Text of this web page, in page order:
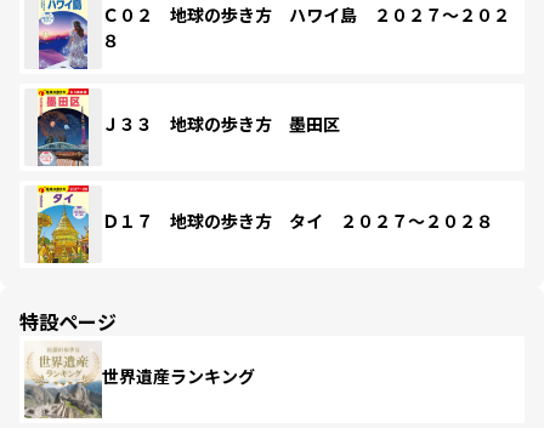
Ｃ０２ 地球の歩き方 ハワイ島 ２０２７～２０２
８
Ｊ３３ 地球の歩き方 墨田区
Ｄ１７ 地球の歩き方 タイ ２０２７～２０２８
特設ページ
世界遺産ランキング